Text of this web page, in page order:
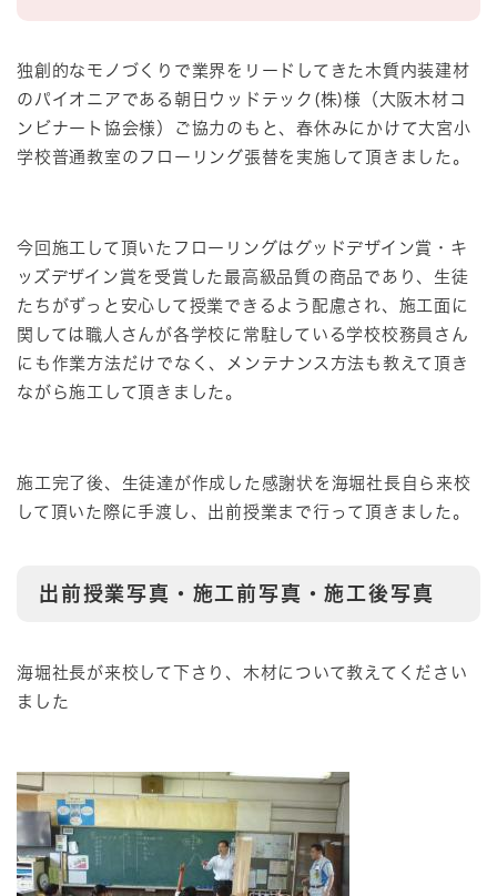
独創的なモノづくりで業界をリードしてきた木質内装建材
のパイオニアである朝日ウッドテック(株)様（大阪木材コ
ンビナート協会様）ご協力のもと、春休みにかけて大宮小
学校普通教室のフローリング張替を実施して頂きました。
今回施工して頂いたフローリングはグッドデザイン賞・キ
ッズデザイン賞を受賞した最高級品質の商品であり、生徒
たちがずっと安心して授業できるよう配慮され、施工面に
関しては職人さんが各学校に常駐している学校校務員さん
にも作業方法だけでなく、メンテナンス方法も教えて頂き
ながら施工して頂きました。
施工完了後、生徒達が作成した感謝状を海堀社長自ら来校
して頂いた際に手渡し、出前授業まで行って頂きました。
出前授業写真・施工前写真・施工後写真
海堀社長が来校して下さり、木材について教えてください
ました